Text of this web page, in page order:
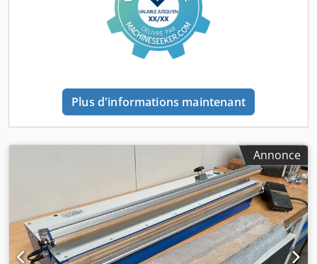
ligne, soit sous la forme d’un seul lot, soit sous la forme de
lots individuels. Les enchérisseurs retenus seront informés
dans un délai de 2 jours ouvrables.
Plus d'informations maintenant
Annonce